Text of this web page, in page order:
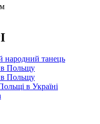
народний танець
в Польщу
в Польщу
в Україні